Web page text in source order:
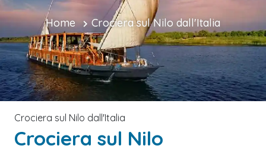
Home Crociera sul Nilo dall'Italia
Crociera sul Nilo dall'Italia
Crociera sul Nilo